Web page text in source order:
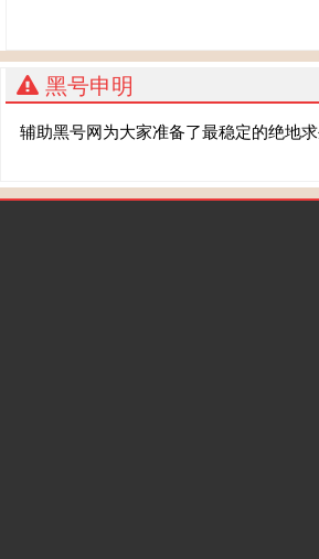
黑号申明
辅助黑号网为大家准备了最稳定的绝地